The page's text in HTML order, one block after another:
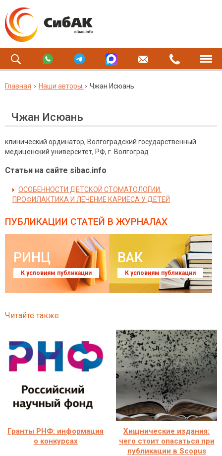
Главная Наши авторы Чжан Исюань
Чжан Исюань
клинический ординатор, Волгоградский государственный
медиценский университет, РФ, г. Волгоград
Статьи на сайте sibac.info
ОСОБЕННОСТИ ДЕТСКОЙ СТОМАТОЛОГИИ.
ПРОФИЛАКТИКА И ЛЕЧЕНИЕ КАРИЕСА У ДЕТЕЙ
ПУБЛИКАЦИИ СТАТЕЙ В ЖУРНАЛАХ
РИНЦ
К условиям публикации
ВАК
К условиям публикации
Читайте также
Гранты РНФ: информация
о конкурсах
Хищнические издания:
чего стоит опасаться при
публикации в Scopus